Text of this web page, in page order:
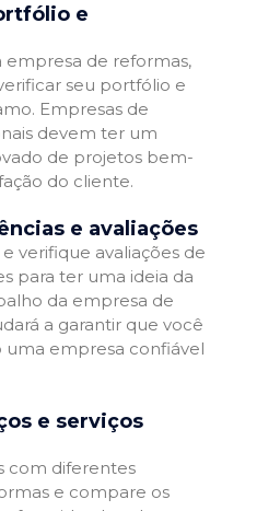
e
empresa de reformas,
seu portfólio e
Empresas de
devem ter um
de projetos bem-
do cliente.
e avaliações
verifique avaliações de
para ter uma ideia da
da empresa de
a garantir que você
uma empresa confiável
e serviços
com diferentes
e compare os